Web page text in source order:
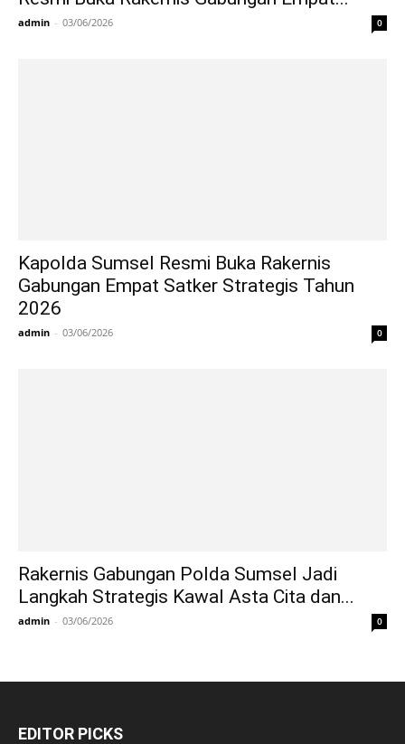
admin - 03/06/2026 0
Kapolda Sumsel Resmi Buka Rakernis
Gabungan Empat Satker Strategis Tahun
2026
admin - 03/06/2026 0
Rakernis Gabungan Polda Sumsel Jadi
Langkah Strategis Kawal Asta Cita dan...
admin - 03/06/2026 0
EDITOR PICKS